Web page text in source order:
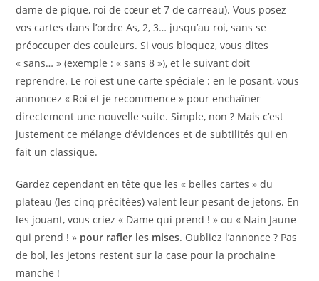
dame de pique, roi de cœur et 7 de carreau). Vous posez
vos cartes dans l’ordre As, 2, 3… jusqu’au roi, sans se
préoccuper des couleurs. Si vous bloquez, vous dites
« sans… » (exemple : « sans 8 »), et le suivant doit
reprendre. Le roi est une carte spéciale : en le posant, vous
annoncez « Roi et je recommence » pour enchaîner
directement une nouvelle suite. Simple, non ? Mais c’est
justement ce mélange d’évidences et de subtilités qui en
fait un classique.
Gardez cependant en tête que les « belles cartes » du
plateau (les cinq précitées) valent leur pesant de jetons. En
les jouant, vous criez « Dame qui prend ! » ou « Nain Jaune
qui prend ! » pour rafler les mises. Oubliez l’annonce ? Pas
de bol, les jetons restent sur la case pour la prochaine
manche !